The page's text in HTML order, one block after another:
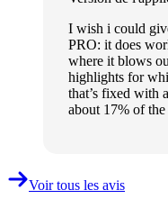
I wish i could
PRO: it does
where it blows
highlights for
that’s fixed with
about 17% of
Voir tous les avis